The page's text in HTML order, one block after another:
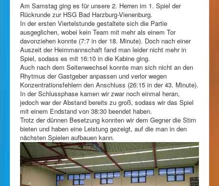
Am Samstag ging es für unsere 2. Herren im 1. Spiel der
Rückrunde zur HSG Bad Harzburg-Vienenburg.
In der ersten Viertelstunde gestaltete sich die Partie
ausgeglichen, wobei kein Team mit mehr als einem Tor
davonziehen konnte (7:7 in der 18. Minute). Doch nach einer
Auszeit der Heimmannschaft fand man leider nicht mehr in
Spiel, sodass es mit 16:10 in die Kabine ging.
Auch nach dem Seitenwechsel konnte man sich nicht an den
Rhytmus der Gastgeber anpassen und verlor wegen
Konzentrationsfehlern den Anschluss (26:15 in der 43. Minute).
In der Schlussphase kamen wir zwar noch einmal heran,
jedoch war der Abstand bereits zu groß, sodass wir das Spiel
mit einem Endstand von 38:30 beendet haben.
Trotz der dünnen Besetzung konnten wir dem Gegner die Stirn
bieten und haben eine Leistung gezeigt, auf die man in den
nächsten Spielen aufbauen kann.